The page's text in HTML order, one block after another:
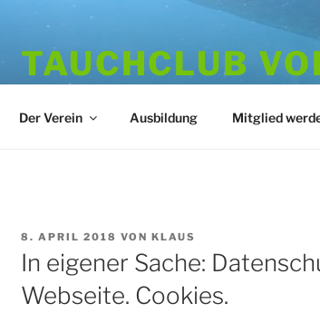
TAUCHCLUB
Der Verein Ausbildung Mitglied
VERÖFFENTLICHT
AM
8. APRIL 2018 VON KLAUS
In eigener Sache:
Webseite. Cookies.